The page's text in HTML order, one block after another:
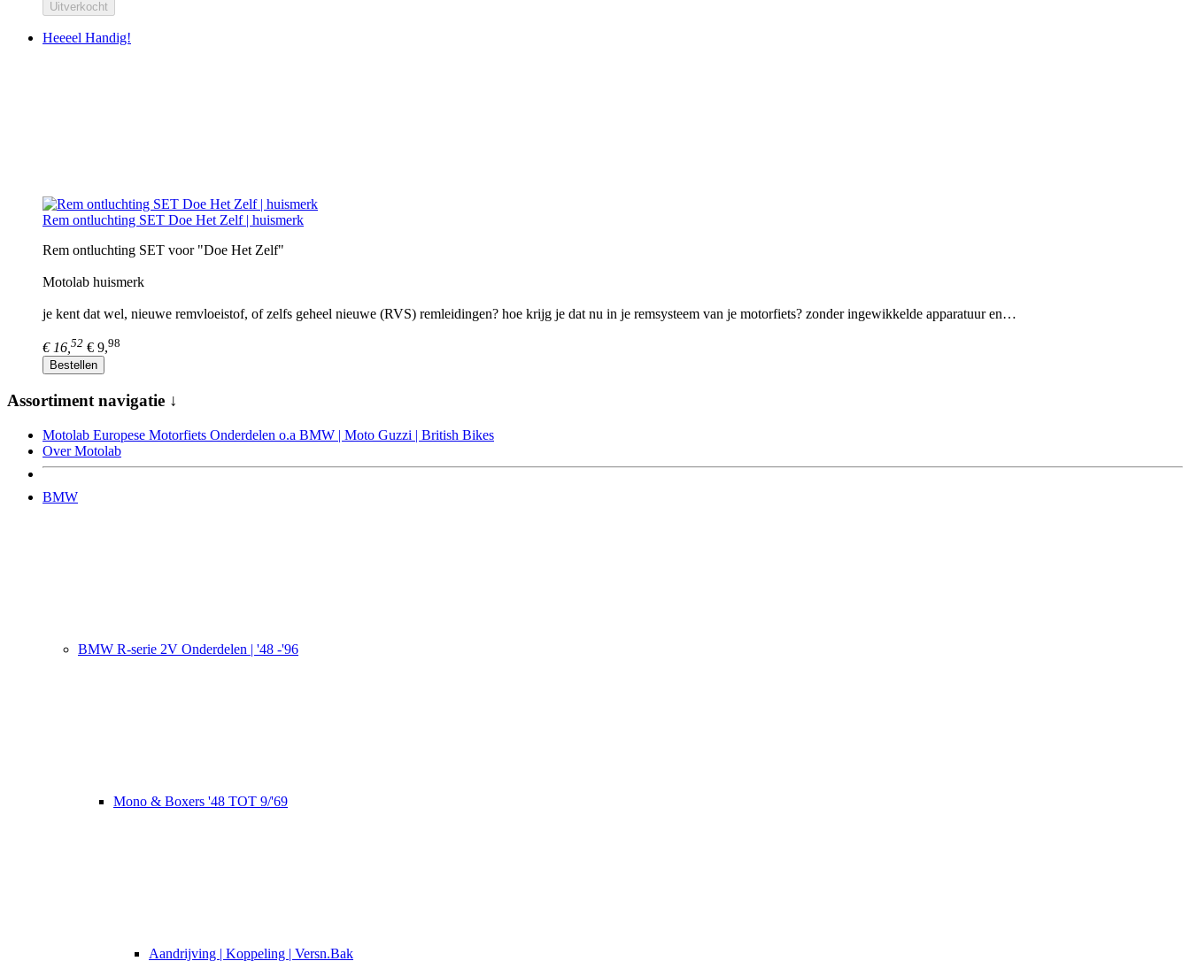
Uitverkocht
Heeeel Handig!
Rem ontluchting SET Doe Het Zelf | huismerk
Rem ontluchting SET voor "Doe Het Zelf"
Motolab huismerk
je kent dat wel, nieuwe remvloeistof, of zelfs geheel nieuwe (RVS) remleidingen? hoe krijg je dat nu in je remsysteem van je motorfiets? zonder ingewikkelde apparatuur en…
€ 16, 52 € 9,98
Bestellen
Assortiment navigatie ↓
Motolab Europese Motorfiets Onderdelen o.a BMW | Moto Guzzi | British Bikes
Over Motolab
BMW
BMW R-serie 2V Onderdelen | '48 -'96
Mono & Boxers '48 TOT 9/'69
Aandrijving | Koppeling | Versn.Bak